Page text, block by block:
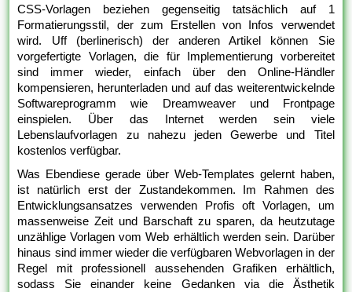
CSS-Vorlagen beziehen gegenseitig tatsächlich auf 1
Formatierungsstil, der zum Erstellen von Infos verwendet
wird. Uff (berlinerisch) der anderen Artikel können Sie
vorgefertigte Vorlagen, die für Implementierung vorbereitet
sind immer wieder, einfach über den Online-Händler
kompensieren, herunterladen und auf das weiterentwickelnde
Softwareprogramm wie Dreamweaver und Frontpage
einspielen. Über das Internet werden sein viele
Lebenslaufvorlagen zu nahezu jeden Gewerbe und Titel
kostenlos verfügbar.
Was Ebendiese gerade über Web-Templates gelernt haben,
ist natürlich erst der Zustandekommen. Im Rahmen des
Entwicklungsansatzes verwenden Profis oft Vorlagen, um
massenweise Zeit und Barschaft zu sparen, da heutzutage
unzählige Vorlagen vom Web erhältlich werden sein. Darüber
hinaus sind immer wieder die verfügbaren Webvorlagen in der
Regel mit professionell aussehenden Grafiken erhältlich,
sodass Sie einander keine Gedanken via die Ästhetik